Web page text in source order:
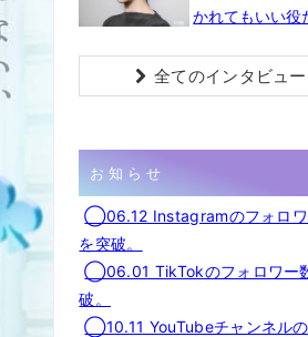
かれてもいい役
全てのインタビュ
お知らせ
◯06.12 Instagramのフォロワ
を突破。
◯06.01 TikTokのフォロワー
破。
◯10.11 YouTubeチャンネル